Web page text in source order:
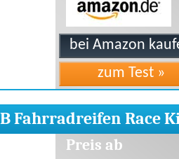
Fahrradreifen Race
Preis ab